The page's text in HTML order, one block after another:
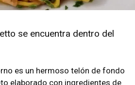
se encuentra dentro del
es un hermoso telón de fondo
elaborado con ingredientes de